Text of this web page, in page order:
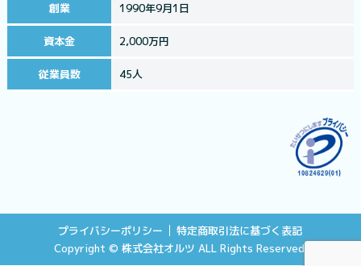
創業 1990年9月1日
資本金 2,000万円
従業員数 45人
Copyright © 株式会社オルツ ALLRights Reserved.
プライバシーポリシー 特定商取引法に基づく表記